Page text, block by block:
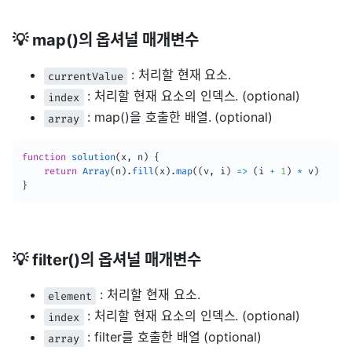
💡 map()의 옵셔널 매개변수
currentValue : 처리할 현재 요소.
index : 처리할 현재 요소의 인덱스. (optional)
array : map()을 호출한 배열. (optional)
function solution( x, n )
{
return Array( n ) . fill( x ) .map( ( v, i ) => ( i + 1 ) * v )
}
💡 filter()의 옵셔널 매개변수
element : 처리할 현재 요소.
index : 처리할 현재 요소의 인덱스. (optional)
array : filter를 호출한 배열 (optional)